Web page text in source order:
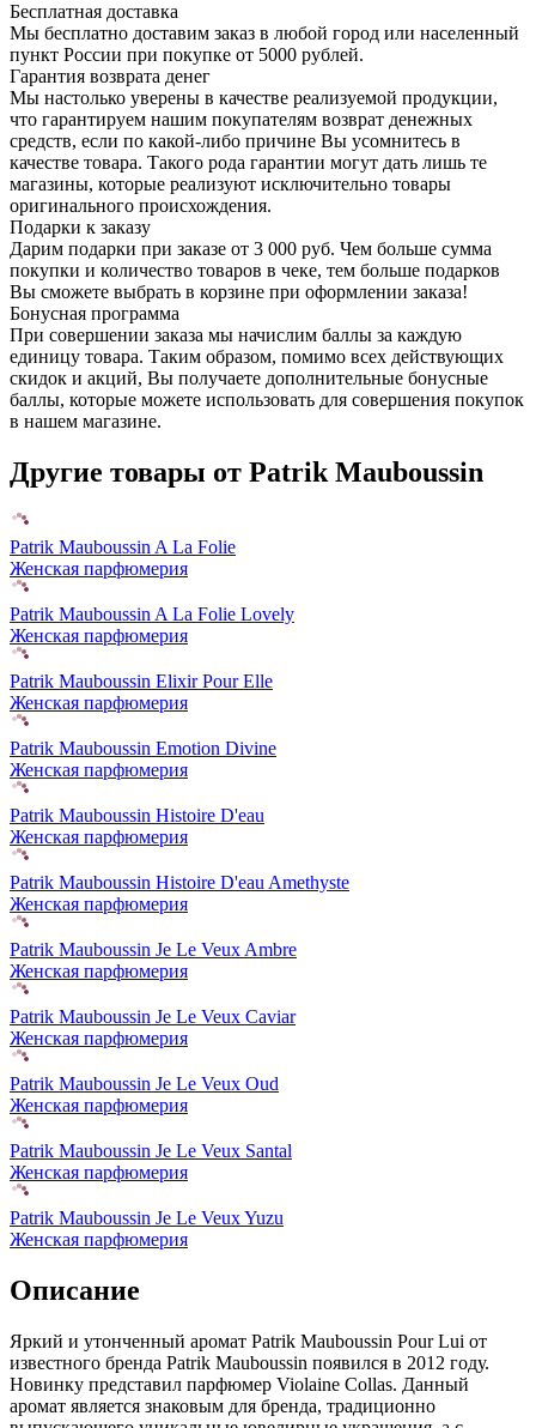
Бесплатная доставка
Мы бесплатно доставим заказ в любой город или населенный
пункт России при покупке от 5000 рублей.
Гарантия возврата денег
Мы настолько уверены в качестве реализуемой продукции,
что гарантируем нашим покупателям возврат денежных
средств, если по какой-либо причине Вы усомнитесь в
качестве товара. Такого рода гарантии могут дать лишь те
магазины, которые реализуют исключительно товары
оригинального происхождения.
Подарки к заказу
Дарим подарки при заказе от 3 000 руб. Чем больше сумма
покупки и количество товаров в чеке, тем больше подарков
Вы сможете выбрать в корзине при оформлении заказа!
Бонусная программа
При совершении заказа мы начислим баллы за каждую
единицу товара. Таким образом, помимо всех действующих
скидок и акций, Вы получаете дополнительные бонусные
баллы, которые можете использовать для совершения покупок
в нашем магазине.
Другие товары от Patrik Mauboussin
Patrik Mauboussin A La Folie
Женская парфюмерия
Patrik Mauboussin A La Folie Lovely
Женская парфюмерия
Patrik Mauboussin Elixir Pour Elle
Женская парфюмерия
Patrik Mauboussin Emotion Divine
Женская парфюмерия
Patrik Mauboussin Histoire D'eau
Женская парфюмерия
Patrik Mauboussin Histoire D'eau Amethyste
Женская парфюмерия
Patrik Mauboussin Je Le Veux Ambre
Женская парфюмерия
Patrik Mauboussin Je Le Veux Caviar
Женская парфюмерия
Patrik Mauboussin Je Le Veux Oud
Женская парфюмерия
Patrik Mauboussin Je Le Veux Santal
Женская парфюмерия
Patrik Mauboussin Je Le Veux Yuzu
Женская парфюмерия
Описание
Яркий и утонченный аромат Patrik Mauboussin Pour Lui от
известного бренда Patrik Mauboussin появился в 2012 году.
Новинку представил парфюмер Violaine Collas. Данный
аромат является знаковым для бренда, традиционно